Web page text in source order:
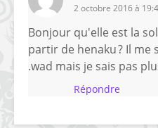
2 octobre 2016 à
Bonjour qu'elle est la
partir de henaku ? Il me
.wad mais je sais pas
Répondre